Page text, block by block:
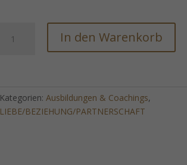
Pheromon
Zaubermittel
des
anderen
In den Warenkorb
Kategorien: Ausbildungen & Coachings,
LIEBE/BEZIEHUNG/PARTNERSCHAFT